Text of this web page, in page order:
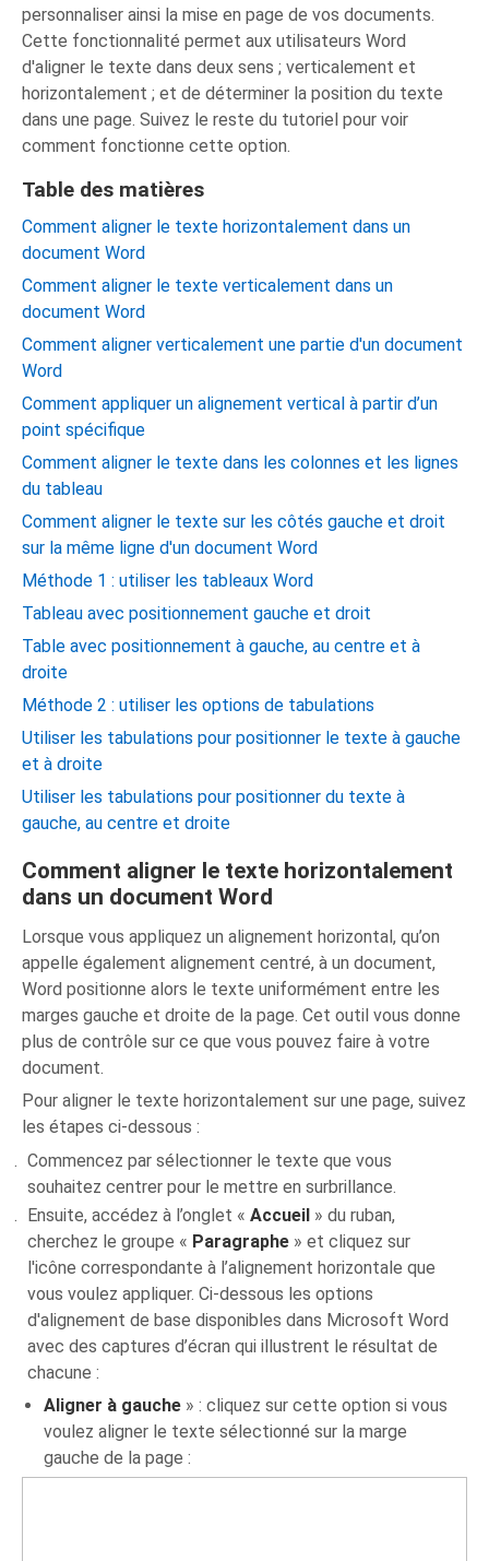
personnaliser ainsi la mise en page de vos documents.
Cette fonctionnalité permet aux utilisateurs Word
d'aligner le texte dans deux sens ; verticalement et
horizontalement ; et de déterminer la position du texte
dans une page. Suivez le reste du tutoriel pour voir
comment fonctionne cette option.
Table des matières
Comment aligner le texte horizontalement dans un
document Word
Comment aligner le texte verticalement dans un
document Word
Comment aligner verticalement une partie d'un document
Word
Comment appliquer un alignement vertical à partir d’un
point spécifique
Comment aligner le texte dans les colonnes et les lignes
du tableau
Comment aligner le texte sur les côtés gauche et droit
sur la même ligne d'un document Word
Méthode 1 : utiliser les tableaux Word
Tableau avec positionnement gauche et droit
Table avec positionnement à gauche, au centre et à
droite
Méthode 2 : utiliser les options de tabulations
Utiliser les tabulations pour positionner le texte à gauche
et à droite
Utiliser les tabulations pour positionner du texte à
gauche, au centre et droite
Comment aligner le texte horizontalement
dans un document Word
Lorsque vous appliquez un alignement horizontal, qu’on
appelle également alignement centré, à un document,
Word positionne alors le texte uniformément entre les
marges gauche et droite de la page. Cet outil vous donne
plus de contrôle sur ce que vous pouvez faire à votre
document.
Pour aligner le texte horizontalement sur une page, suivez
les étapes ci-dessous :
Commencez par sélectionner le texte que vous
souhaitez centrer pour le mettre en surbrillance.
Ensuite, accédez à l’onglet «Accueil » du ruban,
cherchez le groupe « Paragraphe » et cliquez sur
l'icône correspondante à l’alignement horizontale que
vous voulez appliquer. Ci-dessous les options
d'alignement de base disponibles dans Microsoft Word
avec des captures d’écran qui illustrent le résultat de
chacune :
Aligner à gauche » : cliquez sur cette option si vous
voulez aligner le texte sélectionné sur la marge
gauche de la page :